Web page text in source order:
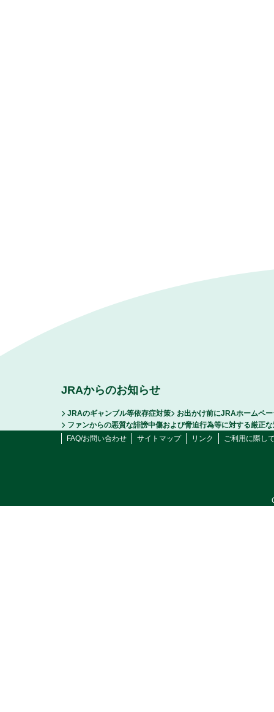
JRAからのお知らせ
JRAのギャンブル等依存症対策
お出かけ前にJRAホームペ
ファンからの悪質な誹謗中傷および脅迫行為等に対する厳正
FAQ/お問い合わせ
サイトマップ リンク ご利用に際し